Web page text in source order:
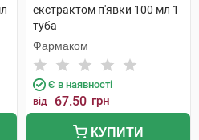
екстрактом п'явки 100 мл 1
туба
Фармаком
Є в наявності
від 67.50 грн
КУПИТИ